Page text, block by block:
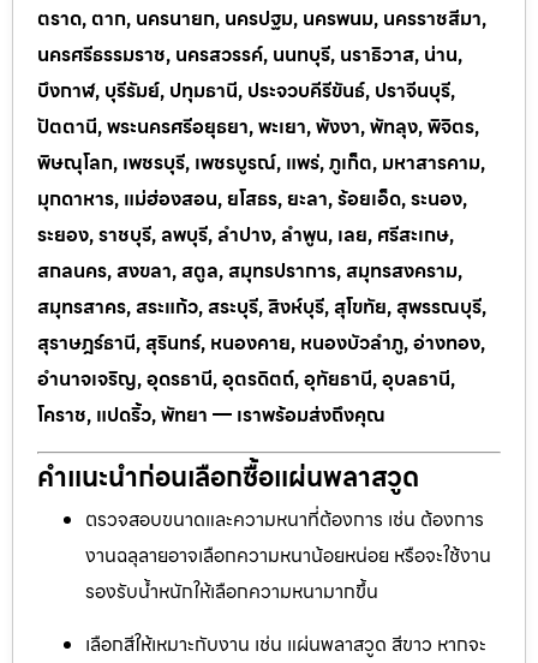
ตราด, ตาก, นครนายก, นครปฐม, นครพนม, นครราชสีมา,
นครศรีธรรมราช, นครสวรรค์, นนทบุรี, นราธิวาส, น่าน,
บึงกาฬ, บุรีรัมย์, ปทุมธานี, ประจวบคีรีขันธ์, ปราจีนบุรี,
ปัตตานี, พระนครศรีอยุธยา, พะเยา, พังงา, พัทลุง, พิจิตร,
พิษณุโลก, เพชรบุรี, เพชรบูรณ์, แพร่, ภูเก็ต, มหาสารคาม,
มุกดาหาร, แม่ฮ่องสอน, ยโสธร, ยะลา, ร้อยเอ็ด, ระนอง,
ระยอง, ราชบุรี, ลพบุรี, ลำปาง, ลำพูน, เลย, ศรีสะเกษ,
สกลนคร, สงขลา, สตูล, สมุทรปราการ, สมุทรสงคราม,
สมุทรสาคร, สระแก้ว, สระบุรี, สิงห์บุรี, สุโขทัย, สุพรรณบุรี,
สุราษฎร์ธานี, สุรินทร์, หนองคาย, หนองบัวลำภู, อ่างทอง,
อำนาจเจริญ, อุดรธานี, อุตรดิตถ์, อุทัยธานี, อุบลธานี,
โคราช, แปดริ้ว, พัทยา — เราพร้อมส่งถึงคุณ
คำแนะนำก่อนเลือกซื้อแผ่นพลาสวูด
ตรวจสอบขนาดและความหนาที่ต้องการ เช่น ต้องการ
งานฉลุลายอาจเลือกความหนาน้อยหน่อย หรือจะใช้งาน
รองรับน้ำหนักให้เลือกความหนามากขึ้น
เลือกสีให้เหมาะกับงาน เช่น แผ่นพลาสวูด สีขาว หากจะ